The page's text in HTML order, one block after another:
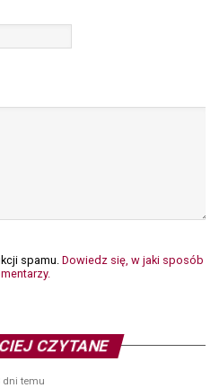
spamu. Dowiedz się, w jaki sposób
CZYTANE
dni temu